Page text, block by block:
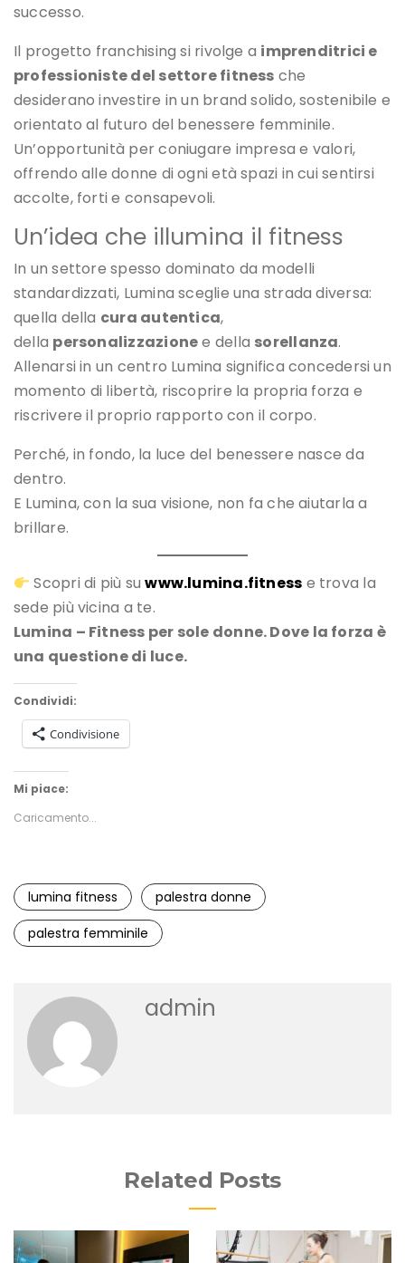
successo.
Il progetto franchising si rivolge a imprenditrici e
professioniste del settore fitness che
desiderano investire in un brand solido, sostenibile e
orientato al futuro del benessere femminile.
Un’opportunità per coniugare impresa e valori,
offrendo alle donne di ogni età spazi in cui sentirsi
accolte, forti e consapevoli.
Un’idea che illumina il fitness
In un settore spesso dominato da modelli
standardizzati, Lumina sceglie una strada diversa:
quella della cura autentica,
della personalizzazionee della sorellanza.
Allenarsi in un centro Lumina significa concedersi un
momento di libertà, riscoprire la propria forza e
riscrivere il proprio rapporto con il corpo.
Perché, in fondo, la luce del benessere nasce da
dentro.
E Lumina, con la sua visione, non fa che aiutarla a
brillare.
Scopri di più suwww.lumina.fitness e trova la
sede più vicina a te.
Lumina – Fitness per sole donne. Dove la forza è
una questione di luce.
Condividi:
Condivisione
Mi piace:
Caricamento...
lumina fitness
palestra donne
palestra femminile
admin
Related Posts